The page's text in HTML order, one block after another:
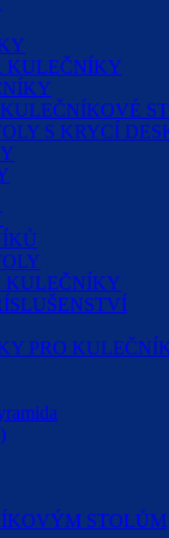
KULEČNÍKY
S KRYCÍ
KULEČNÍKY
PRO
STOLŮM